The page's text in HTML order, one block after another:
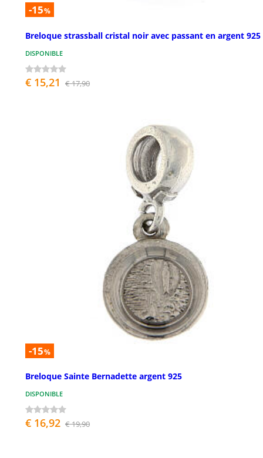
-15%
Breloque strassball cristal noir avec passant en argent 925
DISPONIBLE
€ 15,21 € 17,90
-15%
Breloque Sainte Bernadette argent 925
DISPONIBLE
€ 16,92 € 19,90